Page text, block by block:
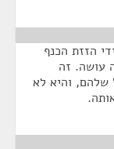
הזזת הכנף
עושה. זה
שלהם, והיא לא